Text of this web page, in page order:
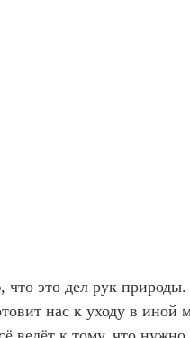
это дел рук природы.
нас к уходу в